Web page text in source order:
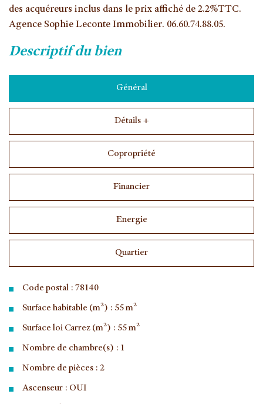
des acquéreurs inclus dans le prix affiché de 2.2%TTC.
Agence Sophie Leconte Immobilier. 06.60.74.88.05.
descriptif du bien
Général
Détails +
Copropriété
Financier
Energie
Quartier
Code postal : 78140
Surface habitable (m²) : 55 m²
Surface loi Carrez (m²) : 55 m²
Nombre de chambre(s) : 1
Nombre de pièces : 2
Ascenseur : OUI